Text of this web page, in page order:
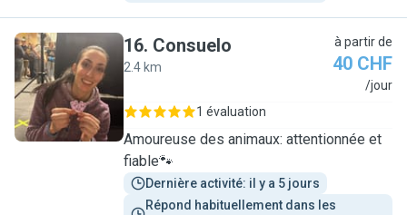
C
16. Consuelo
2.4 km
à partir de
40 CHF
/jour
1 évaluation
Amoureuse des animaux: attentionnée et
fiable🐾
Dernière activité: il y a 5 jours
Répond habituellement dans les